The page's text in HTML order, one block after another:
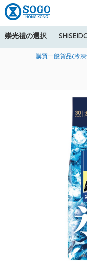
崇光禮の選択
美國運通Explorer®
購買一般貨品(冷
寄送中國內地服務只